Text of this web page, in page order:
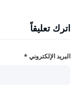
اترك تعليقاً
البريد الإلكتروني *